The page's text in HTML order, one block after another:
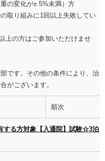
の変化が± 5%未満）方
取り組みに1回以上失敗してい
上の方はご参加いただけませ
です。その他の条件により、治
がございます。
順次
する方対象【入通院】試験☆3泊